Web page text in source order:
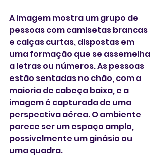
A imagem mostra um grupo de
pessoas com camisetas brancas
e calças curtas, dispostas em
uma formação que se assemelha
a letras ou números. As pessoas
estão sentadas no chão, com a
maioria de cabeça baixa, e a
imagem é capturada de uma
perspectiva aérea. O ambiente
parece ser um espaço amplo,
possivelmente um ginásio ou
uma quadra.